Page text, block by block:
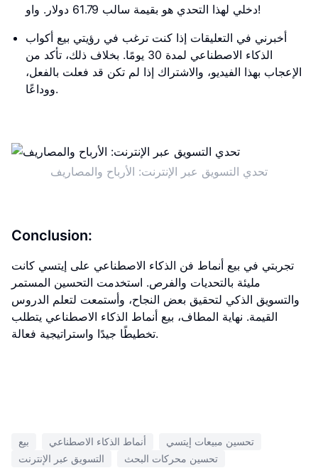
دخلي لهذا التحدي هو بقيمة سالب 61.79 دولار. واو!
أخبرني في التعليقات إذا كنت ترغب في رؤيتي بيع أكواب
الذكاء الاصطناعي لمدة 30 يومًا. بخلاف ذلك، تأكد من
الإعجاب بهذا الفيديو، والاشتراك إذا لم تكن قد فعلت بالفعل،
ووداعًا.
تحدي التسويق عبر الإنترنت: الأرباح والمصاريف
Conclusion:
تجربتي في بيع أنماط فن الذكاء الاصطناعي على إيتسي كانت
مليئة بالتحديات والفرص. استخدمت التحسين المستمر
والتسويق الذكي لتحقيق بعض النجاح، وأستمعت لتعلم الدروس
القيمة. نهاية المطاف، بيع أنماط الذكاء الاصطناعي يتطلب
تخطيطًا جيدًا واستراتيجية فعالة.
بيع أنماط الذكاء الاصطناعي
تحسين مبيعات إيتسي
التسويق عبر الإنترنت
تحسين محركات البحث